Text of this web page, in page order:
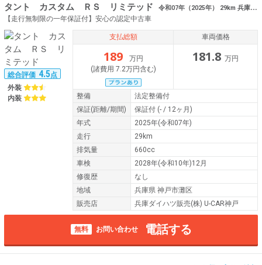
タント カスタム ＲＳ リミテッド 令和07年（2025年） 29km 兵庫県神戸市灘区 クルコン 両側電動
【走行無制限の一年保証付】安心の認定中古車
総合評価 4.5点
外装
内装
支払総額
189
万円
(諸費用 7.2万円含む)
車両価格
181.8 万円
整備
法定整備付
保証(距離/期間) 保証付 (- / 12ヶ月)
年式
2025年(令和07年)
走行
29km
排気量
660cc
車検
2028年(令和10年)12月
修復歴
なし
地域
兵庫県 神戸市灘区
販売店
兵庫ダイハツ販売(株) U-CAR神戸
無料 お問い合わせ 電話する